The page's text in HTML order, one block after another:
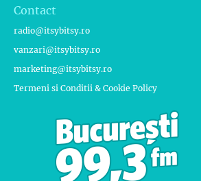
Contact
radio@itsybitsy.ro
vanzari@itsybitsy.ro
marketing@itsybitsy.ro
Termeni si Conditii & Cookie Policy